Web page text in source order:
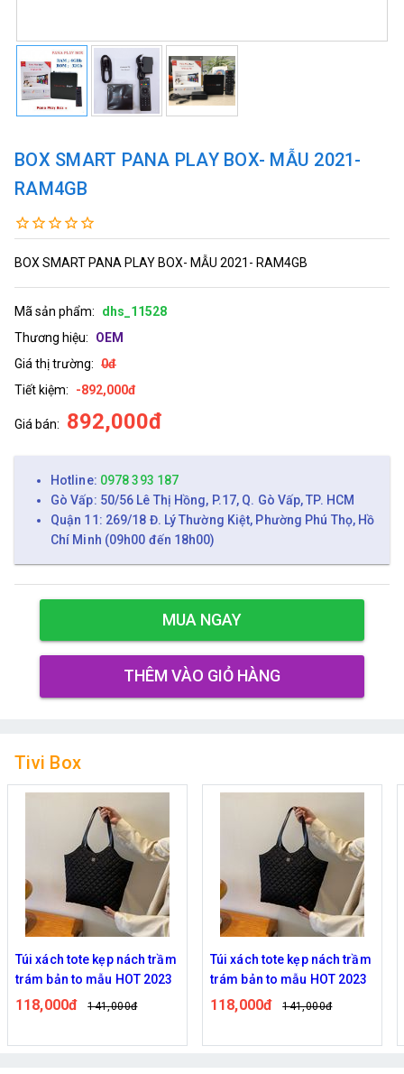
BOX SMART PANA PLAY BOX- MẪU 2021-
RAM4GB
BOX SMART PANA PLAY BOX- MẪU 2021- RAM4GB
Mã sản phẩm:
dhs_11528
Thương hiệu:
OEM
Giá thị trường: 0đ
Tiết kiệm:
-892,000đ
Giá bán: 892,000đ
Hotline: 0978 393 187
Gò Vấp: 50/56 Lê Thị Hồng, P.17, Q. Gò Vấp, TP. HCM
Quận 11: 269/18 Đ. Lý Thường Kiệt, Phường Phú Thọ, Hồ
Chí Minh (09h00 đến 18h00)
MUA NGAY
THÊM VÀO GIỎ HÀNG
Tivi Box
Túi xách tote kẹp nách trầm
trám bản to mẫu HOT 2023
118,000đ 141,000đ
Túi xách tote kẹp nách trầm
trám bản to mẫu HOT 2023
118,000đ 141,000đ